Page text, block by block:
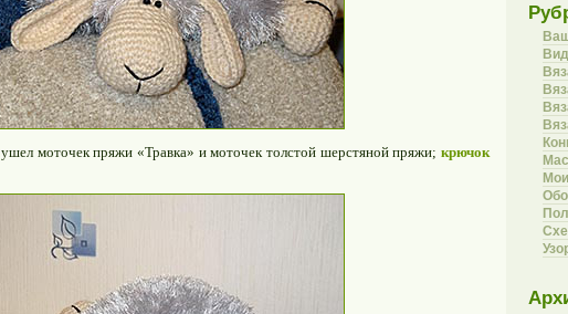
ушел моточек пряжи «Травка» и моточек толстой шерстяной пряжи;крючок